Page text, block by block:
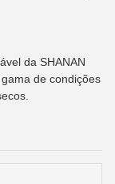
da SHANAN
de condições